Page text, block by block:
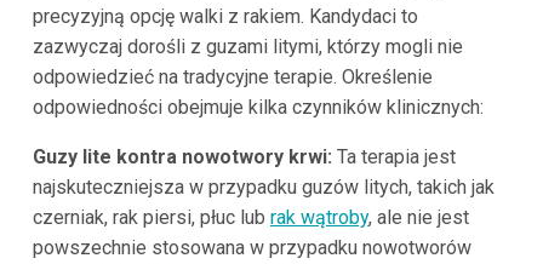
precyzyjną opcję walki z rakiem. Kandydaci to
zazwyczaj dorośli z guzami litymi, którzy mogli nie
odpowiedzieć na tradycyjne terapie. Określenie
odpowiedności obejmuje kilka czynników klinicznych:
Guzy lite kontra nowotwory krwi: Ta terapia jest
najskuteczniejsza w przypadku guzów litych, takich jak
czerniak, rak piersi, płuc lub rak wątroby, ale nie jest
powszechnie stosowana w przypadku nowotworów